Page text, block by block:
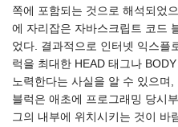
쪽에 포함되는 것으로 해석되었
에 자리잡은 자바스크립트 코드
었다. 결과적으로 인터넷 익스플
럭을 최대한 HEAD 태그나
노력한다는 사실을 알 수 있으며
블럭은 애초에 프로그래밍 당시
그의 내부에 위치시키는 것이 바